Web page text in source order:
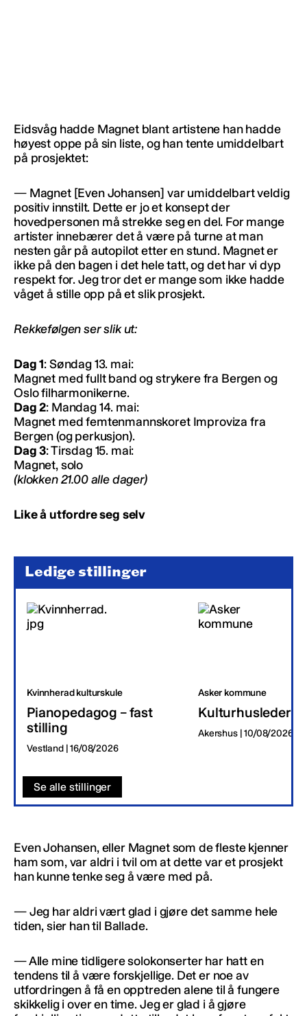
Eidsvåg hadde Magnet blant artistene han hadde
høyest oppe på sin liste, og han tente umiddelbart
på prosjektet:
— Magnet [Even Johansen] var umiddelbart veldig
positiv innstilt. Dette er jo et konsept der
hovedpersonen må strekke seg en del. For mange
artister innebærer det å være på turne at man
nesten går på autopilot etter en stund. Magnet er
ikke på den bagen i det hele tatt, og det har vi dyp
respekt for. Jeg tror det er mange som ikke hadde
våget å stille opp på et slik prosjekt.
Rekkefølgen ser slik ut:
Dag 1: Søndag 13. mai:
Magnet med fullt band og strykere fra Bergen og
Oslo filharmonikerne.
Dag 2: Mandag 14. mai:
Magnet med femtenmannskoret Improviza fra
Bergen (og perkusjon).
Dag 3: Tirsdag 15. mai:
Magnet, solo
(klokken 21.00 alle dager)
Like å utfordre seg selv
Ledige stillinger
Kvinnherad kulturskule
Pianopedagog – fast
stilling
Vestland | 16/08/2026
Asker kommune
Kulturhusleder
Akershus | 10/08/2026
Se alle stillinger
Even Johansen, eller Magnet som de fleste kjenner
ham som, var aldri i tvil om at dette var et prosjekt
han kunne tenke seg å være med på.
— Jeg har aldri vært glad i gjøre det samme hele
tiden, sier han til Ballade.
— Alle mine tidligere solokonserter har hatt en
tendens til å være forskjellige. Det er noe av
utfordringen å få en opptreden alene til å fungere
skikkelig i over en time. Jeg er glad i å gjøre